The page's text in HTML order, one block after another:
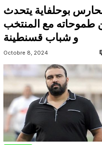
بوحلفاية يتحدث
طموحاته مع المنتخب
و شباب قسنطينة
Octobre 8, 2024